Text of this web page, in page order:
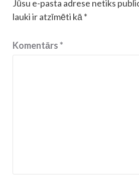
Jūsu e-pasta adrese netiks
lauki ir atzīmēti kā *
Komentārs*